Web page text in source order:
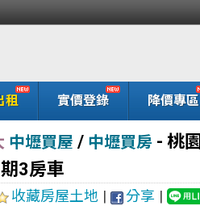
租 實價登錄 降價專區
中壢買屋 / 中壢買房 - 桃園
3房車
收藏房屋土地 | 分享 |